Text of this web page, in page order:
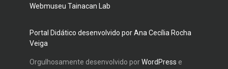
Webmuseu Tainacan Lab
Portal Didático desenvolvido por Ana Cecília Rocha
Veiga
Orgulhosamente desenvolvido porWordPress e